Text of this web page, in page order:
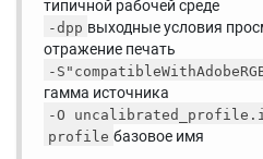
типичной рабочей среде
-dpp выходные условия
отражение печать
-
гамма источника
-O
profile базовое имя